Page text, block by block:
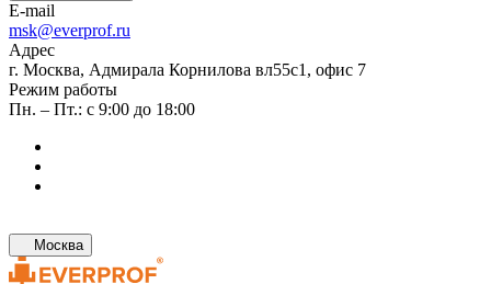
E-mail
msk@everprof.ru
Адрес
г. Москва, Адмирала Корнилова вл55с1, офис 7
Режим работы
Пн. – Пт.: с 9:00 до 18:00
Москва